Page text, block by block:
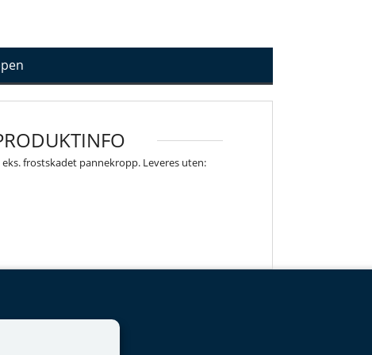
frostskadet pannekropp. Leveres uten: